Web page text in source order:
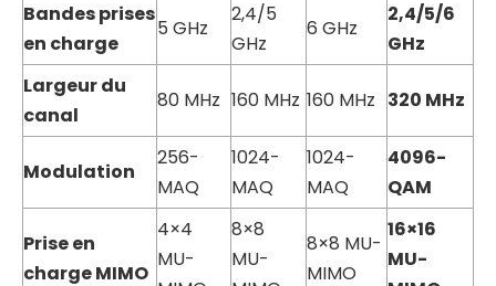
Bandes prises
en charge
5 GHz
2,4/5
GHz
6 GHz
2,4/5/6
GHz
Largeur du
canal
80 MHz 160 MHz 160 MHz 320 MHz
Modulation
256-
MAQ
1024-
MAQ
1024-
MAQ
4096-
QAM
Prise en
charge MIMO
4×4
MU-
8×8
MU-
8×8 MU-
MIMO
16×16
MU-